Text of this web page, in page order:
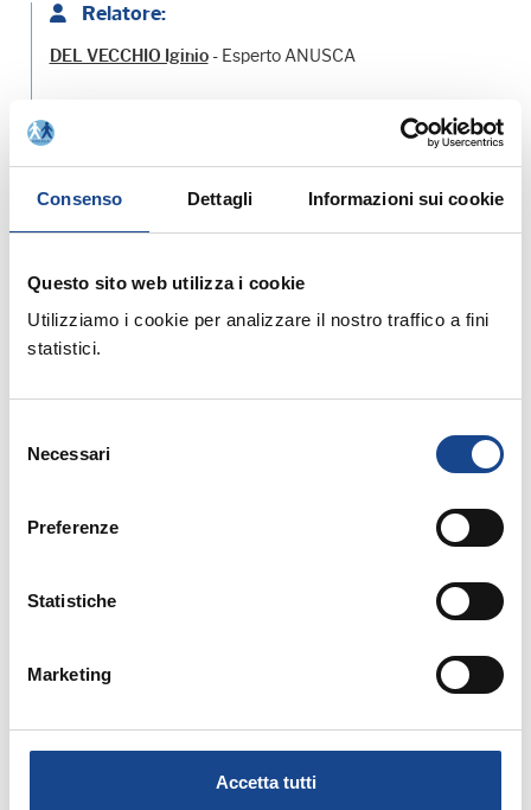
Consenso Dettagli Informazioni sui cookie
Questo sito web utilizza i cookie
Utilizziamo i cookie per analizzare il nostro traffico a fini
statistici.
delNecessari
Preferenze
Statistiche
Marketing
Accetta tutti
Relatore:
DEL VECCHIO Iginio- Esperto ANUSCA
Prossimi corsi in programma:
25/08/26 - Seminario di aggiornamento
CASTEL SAN PIETRO TERME (BO) -